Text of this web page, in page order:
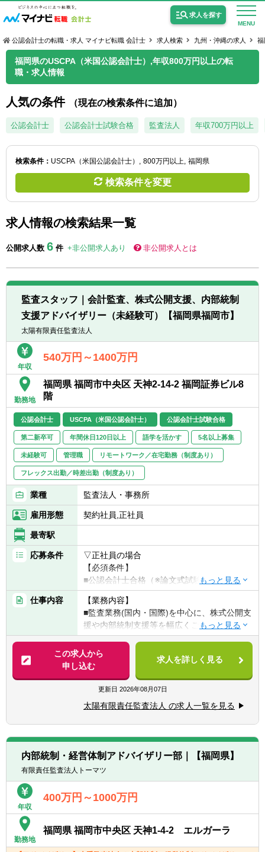
MENU
求人を探す
公認会計士試験合格向けの求人
USCPA（米国公認会計士）の求人
女性会計士の転職
個別転職相談会・セミナー
転職お役立ち情報
ご利用ガイド
非公開求人とは？
求人情報
公認会計士の転職・求人 マイナビ転職 会計士 求人検索 九州・沖縄の求人 福
福岡県のUSCPA（米国公認会計士）,年収800万円以上の転
職・求人情報
人気の条件 （現在の検索条件に追加）
公認会計士 公認会計士試験合格 監査法人 年収700万円以上
検索条件： USCPA（米国公認会計士） 800万円以上 福岡県
検索条件を変更
求人情報の検索結果一覧
公開求人数 6 件 +非公開求人あり 非公開求人とは
監査スタッフ｜会計監査、株式公開支援、内部統制
支援アドバイザリー（未経験可）【福岡県福岡市】
太陽有限責任監査法人
年収
540万円～1400万円
勤務地
福岡県 福岡市中央区 天神2-14-2 福岡証券ビル8
階
公認会計士 USCPA（米国公認会計士） 公認会計士試験合格
第二新卒可 年間休日120日以上 語学を活かす 5名以上募集
未経験可 管理職 リモートワーク／在宅勤務（制度あり）
フレックス出勤／時差出勤（制度あり）
業種 監査法人・事務所
雇用形態 契約社員,正社員
最寄駅
応募条件
▽正社員の場合
【必須条件】
■公認会計士合格（※論文式試験合格者を含
む）もしくはUSCPA全科目合格をされている
方。
※監査のご経験や年数によって優遇させてい
ただく場合がございます。
【歓迎要件】
■主査（主任・現場責任者）経験 1年以上
▽契約社員の場合
【必須要件】
■USCPA全科目合格 かつ 3年以上の監査経
験
【歓迎要件】
■主査（主任・現場責任者）経験 1年以上
仕事内容
【業務内容】
■監査業務(国内・国際)を中心に、株式公開支
援や内部統制支援等を幅広くご担当いただき
ます。
■部門ごとに案件を細分化していないため、
横断的に業務を経験することができます。
※監査とアドバイザリー業務の割合について
は、ご本人の希望を考慮します。
【具体的には】
▽国際業務
■リファードイン業務：各国グラントソント
ンの監査クライアント（外資系企業）の日本
子会社の監査業務等への対応
（監査、特定項目の監査手続、合意された手
■リファードアウト業務：当法人の監査クラ
イアント（日系企業）の海外子会社の監査J-
SOX業務を各国の海外メンバーファームへ依
頼し、親会社監査人としてグループ監査を実
施
この求人から
申し込む
求人を詳しく見る
更新日 2026年08月07日
太陽有限責任監査法人 の求人一覧を見る
内部統制・経営体制アドバイザリー部｜【福岡県】
有限責任監査法人トーマツ
年収
400万円～1000万円
勤務地
福岡県 福岡市中央区 天神1-4-2 エルガーラ